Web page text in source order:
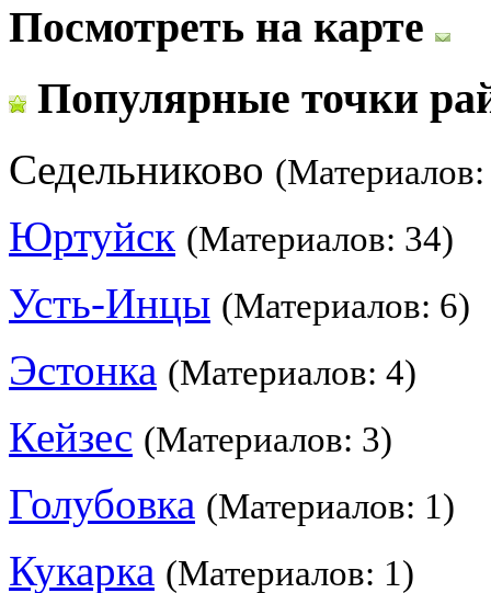
Посмотреть на карте
Популярные точки
Седельниково
Юртуйск (Материалов: 34)
Усть-Инцы (Материалов: 6)
Эстонка (Материалов: 4)
Кейзес (Материалов: 3)
Голубовка (Материалов: 1)
Кукарка (Материалов: 1)